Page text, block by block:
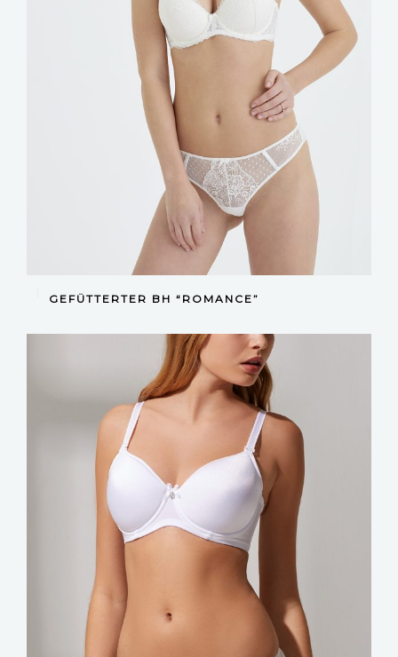
GEFÜTTERTER BH “ROMANCE”